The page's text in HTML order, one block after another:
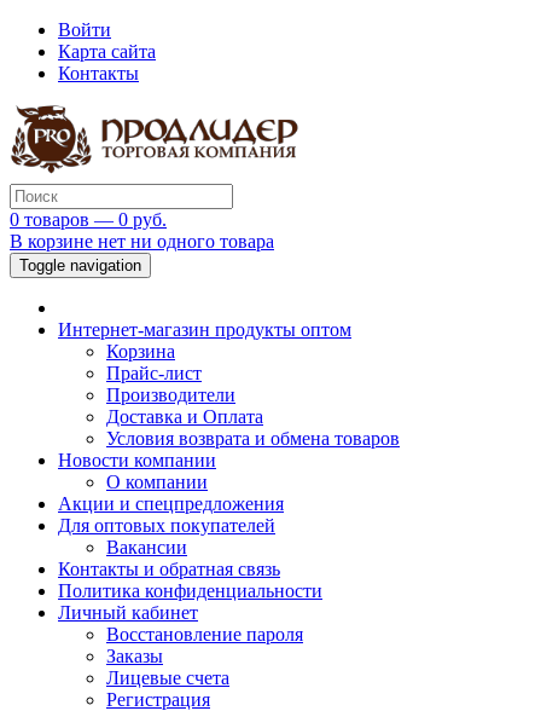
Войти
Карта сайта
Контакты
0 товаров — 0 руб.
В корзине нет ни одного товара
Toggle navigation
Интернет-магазин продукты оптом
Корзина
Прайс-лист
Производители
Доставка и Оплата
Условия возврата и обмена товаров
Новости компании
О компании
Акции и спецпредложения
Для оптовых покупателей
Вакансии
Контакты и обратная связь
Политика конфиденциальности
Личный кабинет
Восстановление пароля
Заказы
Лицевые счета
Регистрация